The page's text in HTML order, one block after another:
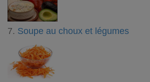
7. Soupe au choux et légumes